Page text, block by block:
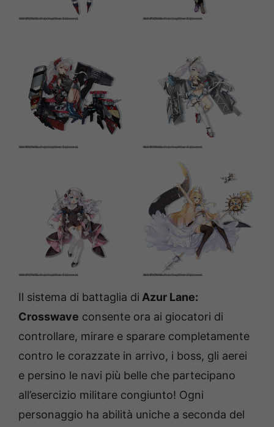
Il sistema di battaglia di Azur Lane:
Crosswave consente ora ai giocatori di
controllare, mirare e sparare completamente
contro le corazzate in arrivo, i boss, gli aerei
e persino le navi più belle che partecipano
all’esercizio militare congiunto! Ogni
personaggio ha abilità uniche a seconda del